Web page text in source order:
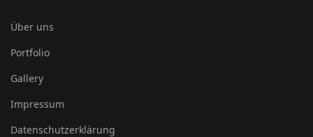
Über uns
Portfolio
Gallery
Impressum
Datenschutzerklärung